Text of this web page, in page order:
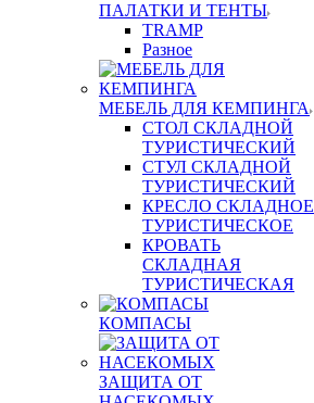
ПАЛАТКИ И ТЕНТЫ
TRAMP
Разное
МЕБЕЛЬ ДЛЯ КЕМПИНГА
СТОЛ СКЛАДНОЙ
ТУРИСТИЧЕСКИЙ
СТУЛ СКЛАДНОЙ
ТУРИСТИЧЕСКИЙ
КРЕСЛО СКЛАДНОЕ
ТУРИСТИЧЕСКОЕ
КРОВАТЬ
СКЛАДНАЯ
ТУРИСТИЧЕСКАЯ
КОМПАСЫ
ЗАЩИТА ОТ